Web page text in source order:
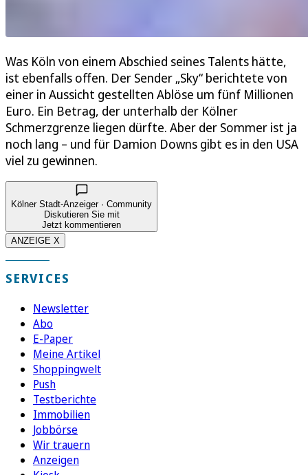
Was Köln von einem Abschied seines Talents hätte,
ist ebenfalls offen. Der Sender „Sky“ berichtete von
einer in Aussicht gestellten Ablöse um fünf Millionen
Euro. Ein Betrag, der unterhalb der Kölner
Schmerzgrenze liegen dürfte. Aber der Sommer ist ja
noch lang – und für Damion Downs gibt es in den USA
viel zu gewinnen.
Kölner Stadt-Anzeiger · Community
Diskutieren Sie mit
Jetzt kommentieren
ANZEIGE X
SERVICES
Newsletter
Abo
E-Paper
Meine Artikel
Shoppingwelt
Push
Testberichte
Immobilien
Jobbörse
Wir trauern
Anzeigen